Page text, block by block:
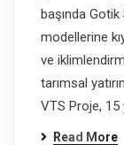
başında
modellerine
ve
tarımsal
VTS Proje, 15
Read More